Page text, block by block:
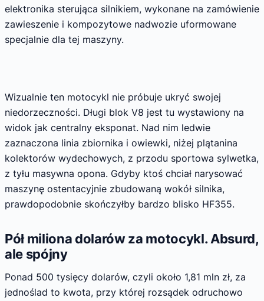
elektronika sterująca silnikiem, wykonane na zamówienie
zawieszenie i kompozytowe nadwozie uformowane
specjalnie dla tej maszyny.
Wizualnie ten motocykl nie próbuje ukryć swojej
niedorzeczności. Długi blok V8 jest tu wystawiony na
widok jak centralny eksponat. Nad nim ledwie
zaznaczona linia zbiornika i owiewki, niżej plątanina
kolektorów wydechowych, z przodu sportowa sylwetka,
z tyłu masywna opona. Gdyby ktoś chciał narysować
maszynę ostentacyjnie zbudowaną wokół silnika,
prawdopodobnie skończyłby bardzo blisko HF355.
Pół miliona dolarów za motocykl. Absurd,
ale spójny
Ponad 500 tysięcy dolarów, czyli około 1,81 mln zł, za
jednoślad to kwota, przy której rozsądek odruchowo